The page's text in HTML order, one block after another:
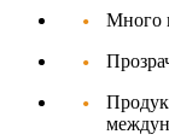
Много